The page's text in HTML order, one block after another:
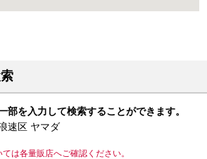
部を入力して検索することができます。
速区 ヤマダ
は各量販店へご確認ください。